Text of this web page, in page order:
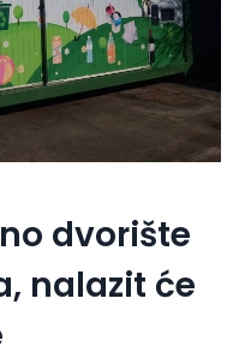
dvorište
nalazit će